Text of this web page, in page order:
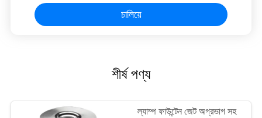
চালিয়ে
শীর্ষ পণ্য
ল্যাম্প ফাউন্টেন জেট অগ্রভাগ সহ